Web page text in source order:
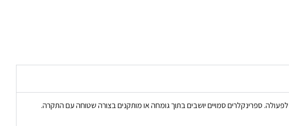
ספרינקלרים סמויים יושבים בתוך גומחה או מותקנים בצורה שטוחה עם התקרה.